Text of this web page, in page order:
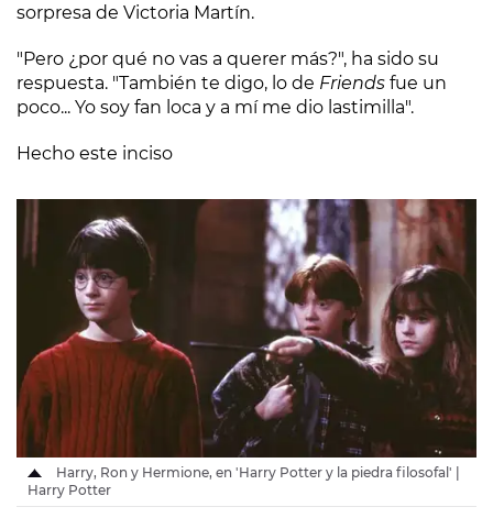
sorpresa de Victoria Martín.
"Pero ¿por qué no vas a querer más?", ha sido su
respuesta. "También te digo, lo de Friends fue un
poco... Yo soy fan loca y a mí me dio lastimilla".
Hecho este inciso
Harry, Ron y Hermione, en 'Harry Potter y la piedra filosofal' |
Harry Potter